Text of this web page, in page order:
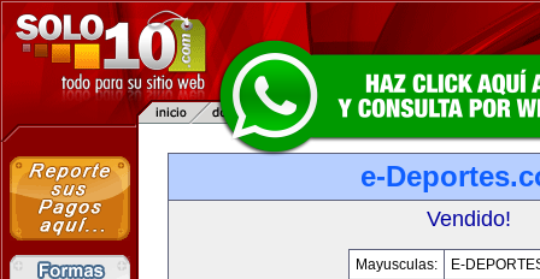
e-
Vendido!
Mayusculas:
E-